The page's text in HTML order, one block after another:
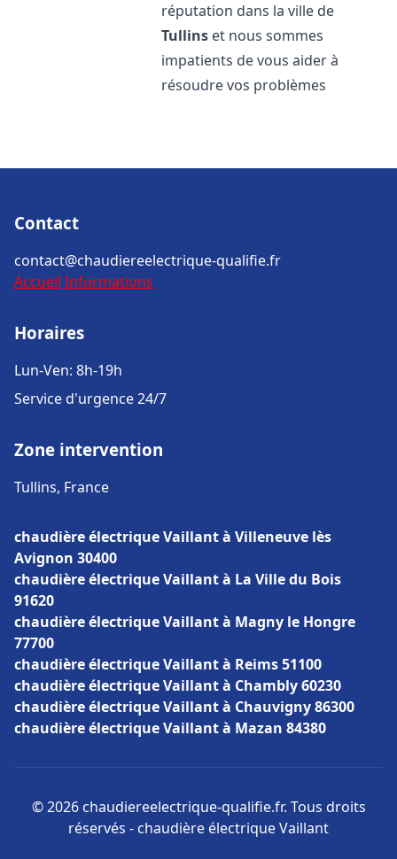
réputation dans la ville de
Tullins et nous sommes
impatients de vous aider à
résoudre vos problèmes
Contact
contact@chaudiereelectrique-qualifie.fr
Accueil Informations
Horaires
Lun-Ven: 8h-19h
Service d'urgence 24/7
Zone intervention
Tullins, France
chaudière électrique Vaillant à Villeneuve lès
Avignon 30400
chaudière électrique Vaillant à La Ville du Bois
91620
chaudière électrique Vaillant à Magny le Hongre
77700
chaudière électrique Vaillant à Reims 51100
chaudière électrique Vaillant à Chambly 60230
chaudière électrique Vaillant à Chauvigny 86300
chaudière électrique Vaillant à Mazan 84380
© 2026 chaudiereelectrique-qualifie.fr. Tous droits
réservés - chaudière électrique Vaillant